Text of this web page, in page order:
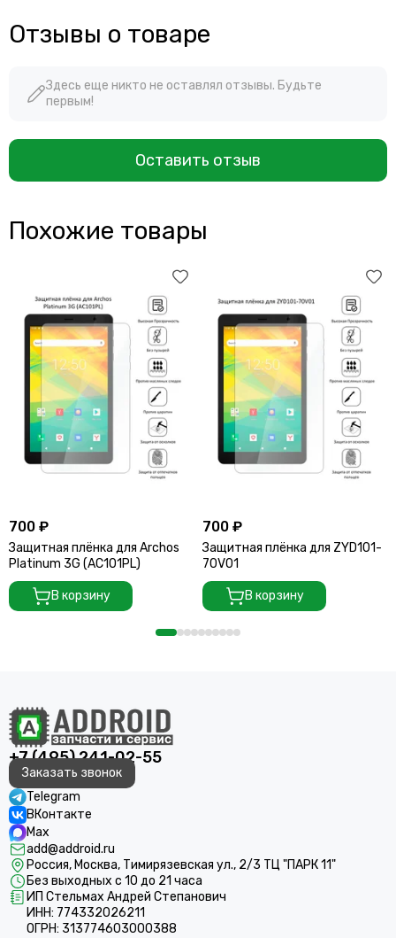
Отзывы о товаре
Здесь еще никто не оставлял отзывы. Будьте
первым!
Оставить отзыв
Похожие товары
700 ₽
Защитная плёнка для Archos
Platinum 3G (AC101PL)
В корзину
700 ₽
Защитная плёнка для ZYD101-
70V01
В корзину
+7 (495) 241-02-55
Заказать звонок
Telegram
ВКонтакте
Max
add@addroid.ru
Россия, Москва, Тимирязевская ул., 2/3 ТЦ "ПАРК 11"
Без выходных с 10 до 21 часа
ИП Стельмах Андрей Степанович
ИНН: 774332026211
ОГРН: 313774603000388